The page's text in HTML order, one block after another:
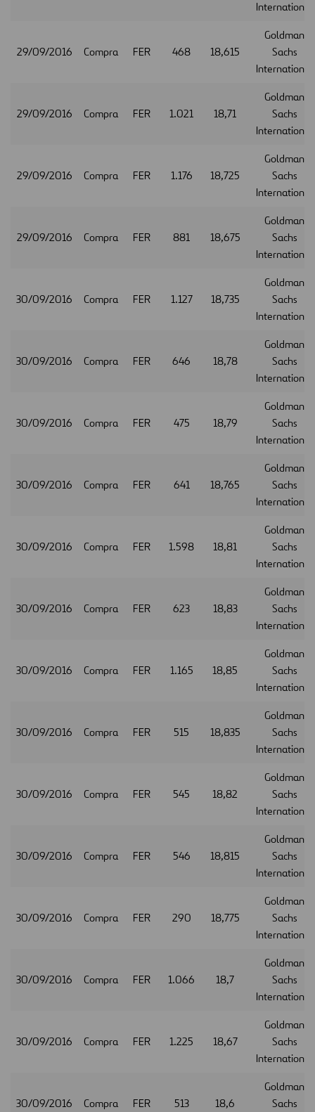
International
29/09/2016 Compra FER 468 18,615
Goldman
Sachs
International
29/09/2016 Compra FER 1.021 18,71
Goldman
Sachs
International
29/09/2016 Compra FER 1.176 18,725
Goldman
Sachs
International
29/09/2016 Compra FER 881 18,675
Goldman
Sachs
International
30/09/2016 Compra FER 1.127 18,735
Goldman
Sachs
International
30/09/2016 Compra FER 646 18,78
Goldman
Sachs
International
30/09/2016 Compra FER 475 18,79
Goldman
Sachs
International
30/09/2016 Compra FER 641 18,765
Goldman
Sachs
International
30/09/2016 Compra FER 1.598 18,81
Goldman
Sachs
International
30/09/2016 Compra FER 623 18,83
Goldman
Sachs
International
30/09/2016 Compra FER 1.165 18,85
Goldman
Sachs
International
30/09/2016 Compra FER 515 18,835
Goldman
Sachs
International
30/09/2016 Compra FER 545 18,82
Goldman
Sachs
International
30/09/2016 Compra FER 546 18,815
Goldman
Sachs
International
30/09/2016 Compra FER 290 18,775
Goldman
Sachs
International
30/09/2016 Compra FER 1.066 18,7
Goldman
Sachs
International
30/09/2016 Compra FER 1.225 18,67
Goldman
Sachs
International
30/09/2016 Compra FER 513 18,6
Goldman
Sachs